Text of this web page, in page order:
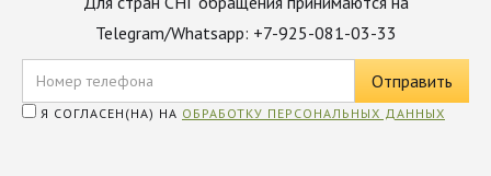
Telegram/Whatsapp: +7-925-081-03-33
Я СОГЛАСЕН(НА) НА ОБРАБОТКУ ПЕРСОНАЛЬНЫХ ДАННЫХ